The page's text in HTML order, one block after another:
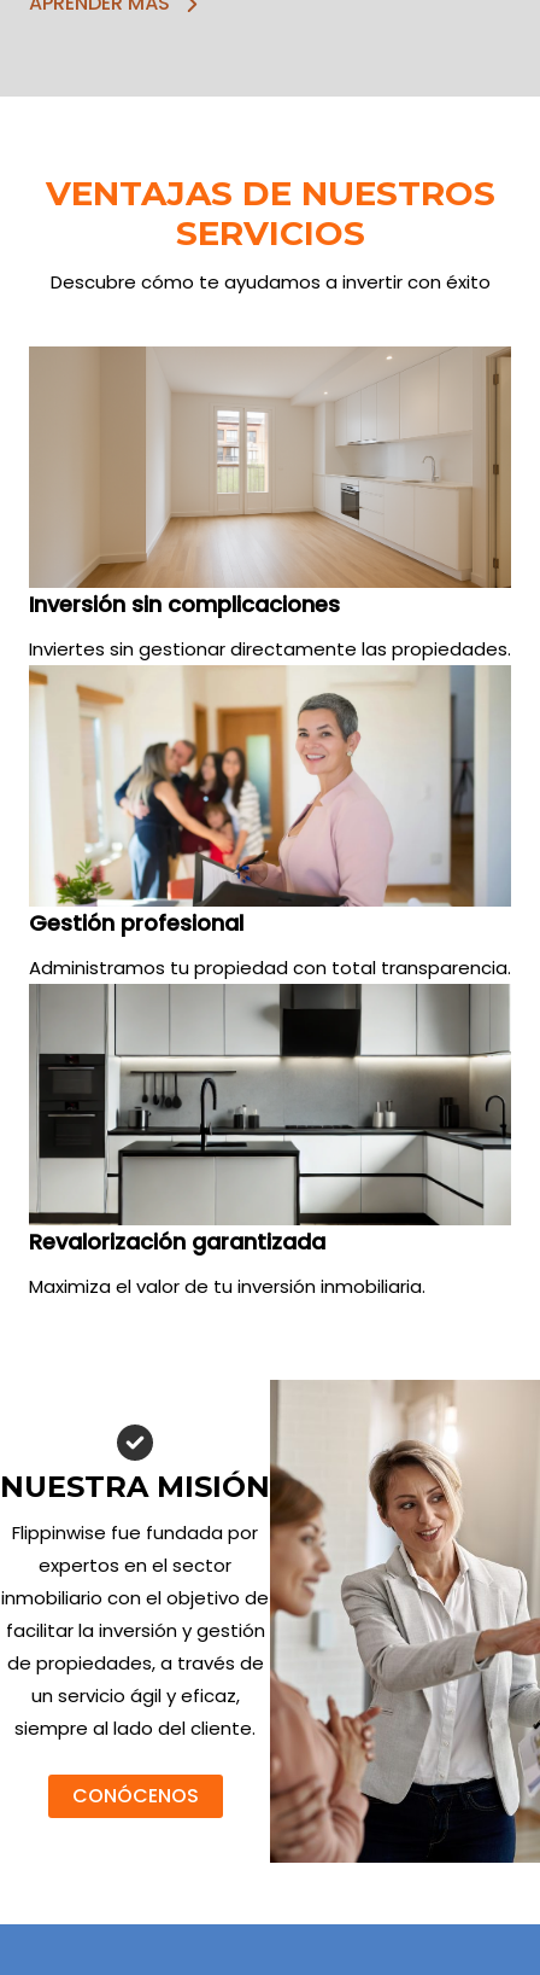
VENTAJAS DE NUESTROS
SERVICIOS
Descubre cómo te ayudamos a invertir con éxito
Inversión sin complicaciones
Inviertes sin gestionar directamente las propiedades.
Gestión profesional
Administramos tu propiedad con total transparencia.
Revalorización garantizada
Maximiza el valor de tu inversión inmobiliaria.
NUESTRA MISIÓN
Flippinwise fue fundada por
expertos en el sector
inmobiliario con el objetivo de
facilitar la inversión y gestión
de propiedades, a través de
un servicio ágil y eficaz,
siempre al lado del cliente.
CONÓCENOS